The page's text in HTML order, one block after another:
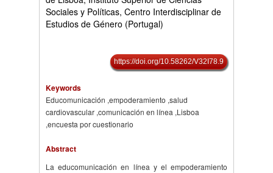
Sociales y Políticas, Centro Interdisciplinar de
Estudios de Género (Portugal)
https://doi.org/10.58262/V32I78.9
Keywords
Educomunicación ,empoderamiento ,salud
cardiovascular ,comunicación en línea ,Lisboa
,encuesta por cuestionario
Abstract
La educomunicación en línea y el empoderamiento